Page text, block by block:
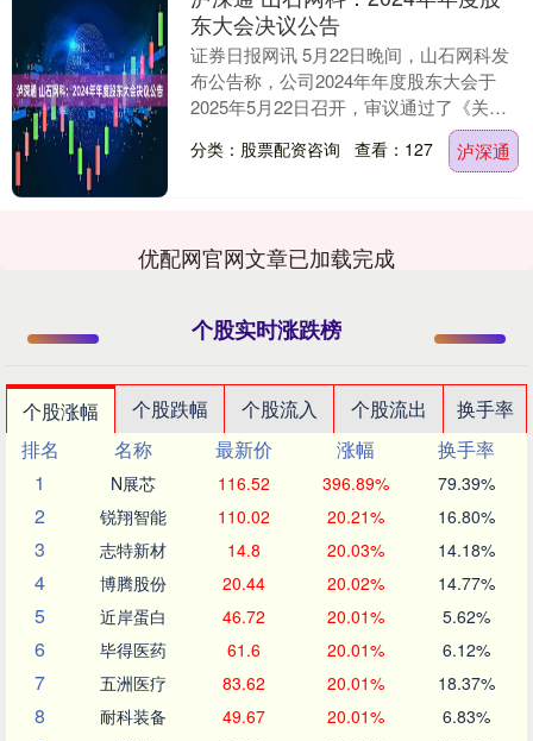
东大会决议公告
证券日报网讯 5月22日晚间，山石网科发
布公告称，公司2024年年度股东大会于
2025年5月22日召开，审议通过了《关于
公司2024年年度报告及摘要的议案》等
多....
分类：股票配资咨询 查看：127 泸深通
优配网官网文章已加载完成
个股实时涨跌榜
个股涨幅 个股跌幅 个股流入 个股流出
换手率
排名
名称 最新价 涨幅
换手率
1
N展芯 116.52 396.89% 79.39%
2 锐翔智能 110.02 20.21% 16.80%
3 志特新材 14.8 20.03% 14.18%
4 博腾股份 20.44 20.02% 14.77%
5 近岸蛋白 46.72 20.01% 5.62%
6 毕得医药 61.6 20.01% 6.12%
7 五洲医疗 83.62 20.01% 18.37%
8 耐科装备 49.67 20.01% 6.83%